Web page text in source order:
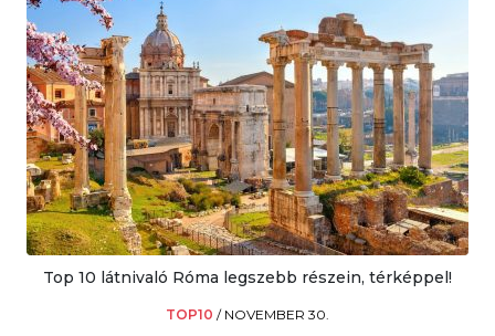
Top 10 látnivaló Róma legszebb részein, térképpel!
TOP10 / NOVEMBER 30.